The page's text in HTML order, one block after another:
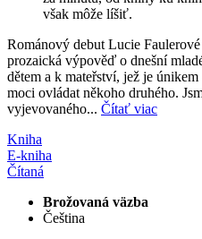
však môže líšiť.
Románový debut Lucie
prozaická výpověď o dnešní
dětem a k mateřství, jež je
moci ovládat někoho druhého.
vyjevovaného... Čítať viac
Kniha
E-kniha
Čítaná
Brožovaná väzba
Čeština